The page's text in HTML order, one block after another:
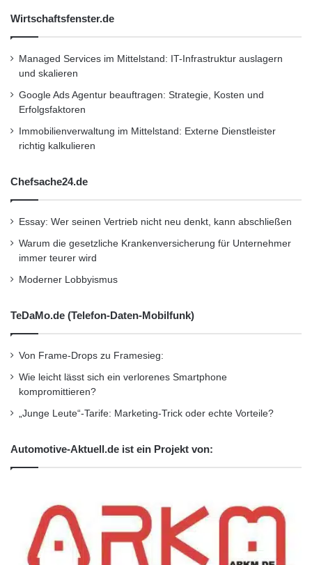
sensiblen und wichtigen Themen angehen, die
direkt betreffen. Globale Zusammenarbeit ist
der Schlüssel, um den Herausforderungen von
Online-Bedrohungen und Malware
entgegenzutreten.”
Das 23. MAAWG General Meeting beginnt am
zu Spam-Fallen, Malware-Analyse und einer
von MAAWG/LAP/EU CNSA gemeinsam
veranstalteten Schulungssitzung, die die
Präsentationen der MAAWG im Laufe der
Woche werden sich mit der Entfernung des
TDL4-Botnetzes und mobiler Botnetze,
Unterstützung der mit Malware infizierten
Nutzer, IPv6 und rDNS und weiteren Themen
befassen, wobei Arbeitsunterlagen nur für
Arbeitssitzungen angeboten werden.
Die LAP und das EU CNSA werden sich
Wirtschaftsfenster.de
Managed Services im Mittelstand: IT-Infrastruktur auslagern
und skalieren
Google Ads Agentur beauftragen: Strategie, Kosten und
Erfolgsfaktoren
Immobilienverwaltung im Mittelstand: Externe Dienstleister
richtig kalkulieren
Chefsache24.de
Essay: Wer seinen Vertrieb nicht neu denkt, kann abschließen
Warum die gesetzliche Krankenversicherung für Unternehmer
immer teurer wird
Moderner Lobbyismus
TeDaMo.de (Telefon-Daten-Mobilfunk)
Von Frame-Drops zu Framesieg:
Wie leicht lässt sich ein verlorenes Smartphone
kompromittieren?
„Junge Leute“-Tarife: Marketing-Trick oder echte Vorteile?
Automotive-Aktuell.de ist ein Projekt von: